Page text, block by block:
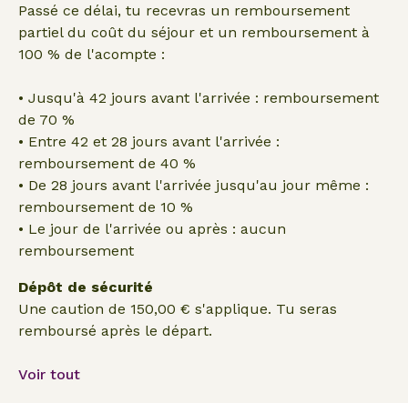
Passé ce délai, tu recevras un remboursement
partiel du coût du séjour et un remboursement à
100 % de l'acompte :
• Jusqu'à 42 jours avant l'arrivée : remboursement
de 70 %
• Entre 42 et 28 jours avant l'arrivée :
remboursement de 40 %
• De 28 jours avant l'arrivée jusqu'au jour même :
remboursement de 10 %
• Le jour de l'arrivée ou après : aucun
remboursement
Dépôt de sécurité
Une caution de 150,00 € s'applique. Tu seras
remboursé après le départ.
Voir tout